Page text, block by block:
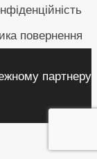
повернення
партнеру